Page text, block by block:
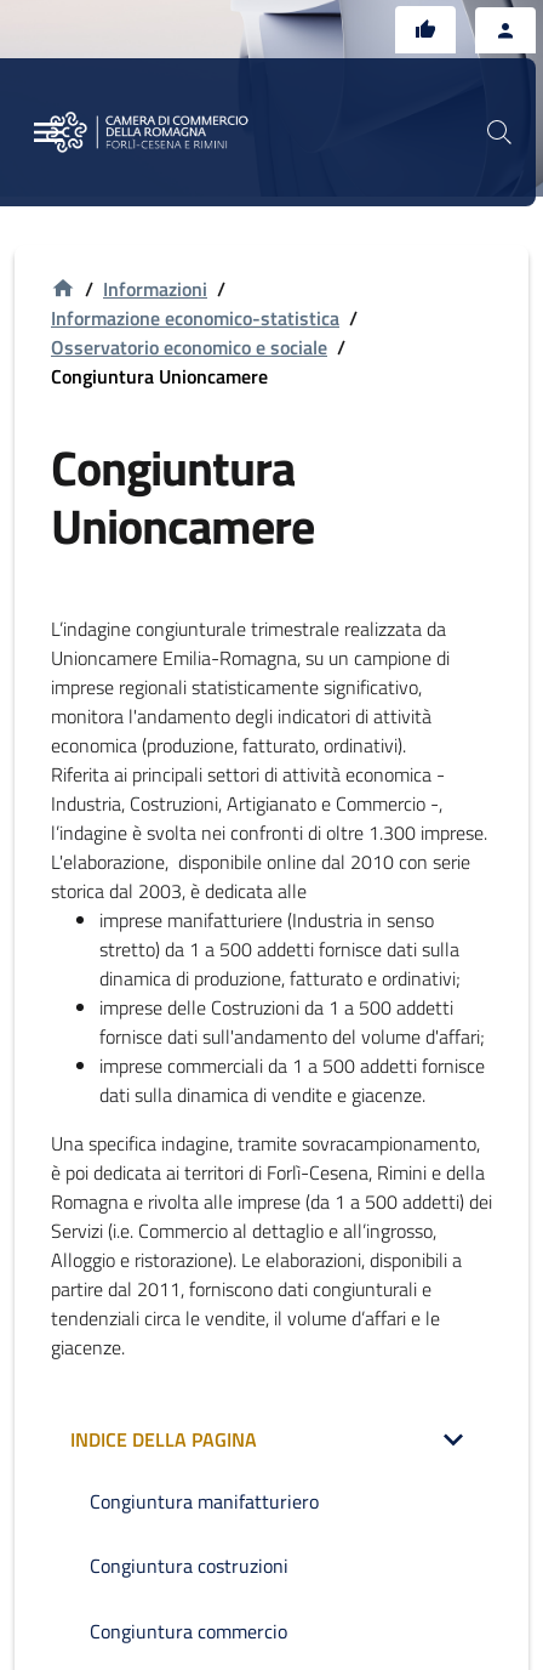
/ Informazioni /
Informazione economico-statistica /
Osservatorio economico e sociale /
Congiuntura Unioncamere
Congiuntura
Unioncamere
L’indagine congiunturale trimestrale realizzata da
Unioncamere Emilia-Romagna, su un campione di
imprese regionali statisticamente significativo,
monitora l'andamento degli indicatori di attività
economica (produzione, fatturato, ordinativi).
Riferita ai principali settori di attività economica -
Industria, Costruzioni, Artigianato e Commercio -,
l’indagine è svolta nei confronti di oltre 1.300 imprese.
L'elaborazione, disponibile online dal 2010 con serie
storica dal 2003, è dedicata alle
imprese manifatturiere (Industria in senso
stretto) da 1 a 500 addetti fornisce dati sulla
dinamica di produzione, fatturato e ordinativi;
imprese delle Costruzioni da 1 a 500 addetti
fornisce dati sull'andamento del volume d'affari;
imprese commerciali da 1 a 500 addetti fornisce
dati sulla dinamica di vendite e giacenze.
Una specifica indagine, tramite sovracampionamento,
è poi dedicata ai territori di Forlì-Cesena, Rimini e della
Romagna e rivolta alle imprese (da 1 a 500 addetti) dei
Servizi (i.e. Commercio al dettaglio e all’ingrosso,
Alloggio e ristorazione). Le elaborazioni, disponibili a
partire dal 2011, forniscono dati congiunturali e
tendenziali circa le vendite, il volume d’affari e le
giacenze.
INDICE DELLA PAGINA
Congiuntura manifatturiero
Congiuntura costruzioni
Congiuntura commercio